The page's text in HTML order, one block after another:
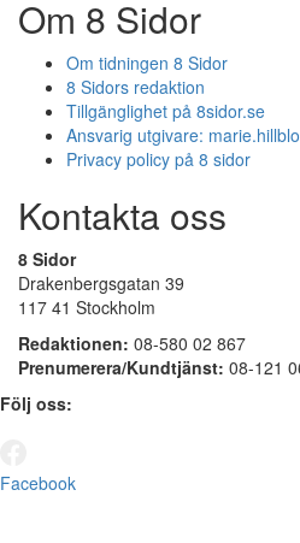
Om 8 Sidor
Om tidningen 8 Sidor
8 Sidors redaktion
Tillgänglighet på 8sidor.se
Ansvarig utgivare:
Privacy policy på 8 sidor
Kontakta oss
8 Sidor
Drakenbergsgatan 39
117 41 Stockholm
Redaktionen: 08-580 02 867
Prenumerera/Kundtjänst: 08-121
Följ oss:
Facebook